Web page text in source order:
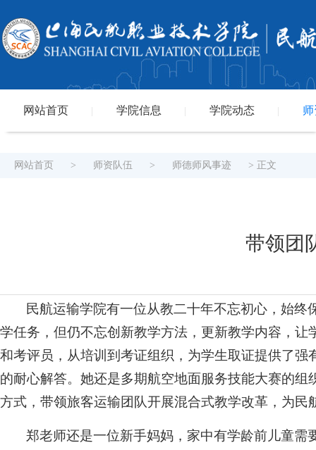
网站首页 学院信息 学院动态
网站首页 > 师资队伍 > 师德师风事迹 > 正文
带领团
民航运输学院有一位从教二十年不忘初心，始
学任务，但仍不忘创新教学方法，更新教学内容，
和考评员，从培训到考证组织，为学生取证提供了
的耐心解答。她还是多期航空地面服务技能大赛的
方式，带领旅客运输团队开展混合式教学改革，为
郑老师还是一位新手妈妈，家中有学龄前儿童